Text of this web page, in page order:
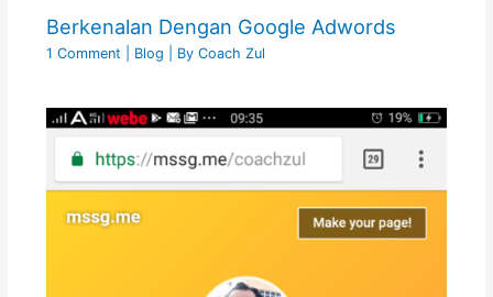
Berkenalan Dengan Google Adwords
1 Comment Blog | By Coach Zul